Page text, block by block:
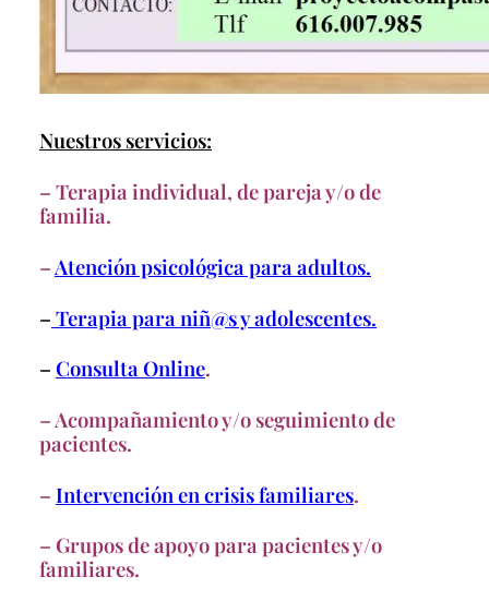
Nuestros servicios:
– Terapia individual, de pareja y/o de
familia.
– Atención psicológica para adultos.
– Terapia para niñ@s y adolescentes.
– Consulta Online.
– Acompañamiento y/o seguimiento de
pacientes.
– Intervención en crisis familiares.
– Grupos de apoyo para pacientes y/o
familiares.